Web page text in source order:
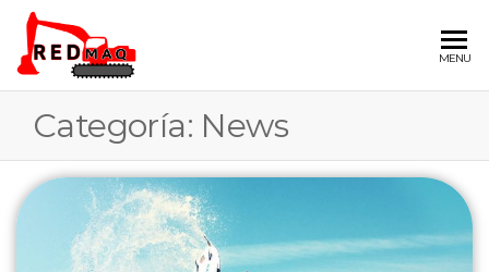
LIMITADA
MENU
Categoría: News